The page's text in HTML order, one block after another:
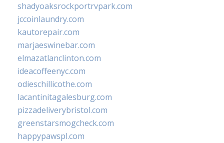
shadyoaksrockportrvpark.com
jccoinlaundry.com
kautorepair.com
marjaeswinebar.com
elmazatlanclinton.com
ideacoffeenyc.com
odieschillicothe.com
lacantinitagalesburg.com
pizzadeliverybristol.com
greenstarsmogcheck.com
happypawspl.com